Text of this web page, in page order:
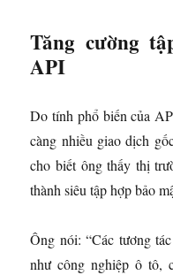
Tăng cường
API
Do tính phổ biến của
càng nhiều giao dịch
cho biết ông thấy thị
thành siêu tập hợp bảo
Ông nói: “Các tương
như công nghiệp ô tô,